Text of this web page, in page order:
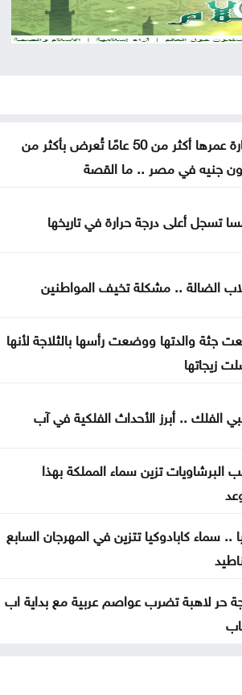
الخبز؟ خبراء يوضحون ما قد يحدث
تعكس التزامًا أردنيًا راسخًا بالدفاع
هرمز مع عُمان في مراحلها
صعوبة التواصل مع المرشد مجتبى
"4+4" الليبية تتوصل لاتفاق بشأن تعيين رئيس
تصدر قرارات بحق أندية المحترفين
في الجامعة الأردنيّة ربعُ قرنٍ من
سيارة عمرها أكثر من 50 عامًا تُعرض بأكثر من
جنيه في مصر .. ما القصة
تسجل أعلى درجة حرارة في تاريخها
الضالة .. مشكلة تخيف المواطنين
جثة والدتها ووضعت رأسها بالثلاجة لأنها
زيجاتها
الفلك .. أبرز الأحداث الفلكية في آب
تزين سماء المملكة بهذا
.. سماء كابادوكيا تتزين في المهرجان السابع
حر لاهبة تضرب عواصم عربية مع بداية اب